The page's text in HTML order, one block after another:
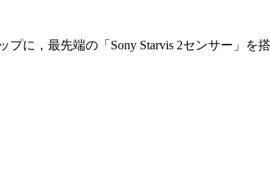
に，最先端の「Sony Starvis 2センサー」を